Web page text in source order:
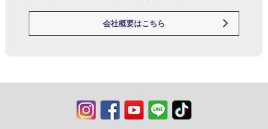
会社概要はこちら